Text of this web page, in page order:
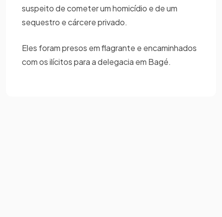
suspeito de cometer um homicídio e de um
sequestro e cárcere privado.
Eles foram presos em flagrante e encaminhados
com os ilícitos para a delegacia em Bagé.